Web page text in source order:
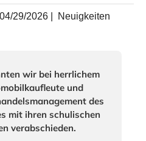
04/29/2026 Neuigkeiten
wir bei herrlichem
und
des
mit ihren schulischen
verabschieden.